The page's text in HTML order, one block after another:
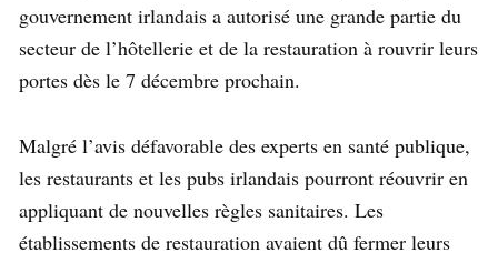
gouvernement irlandais a autorisé une grande partie du
secteur de l’hôtellerie et de la restauration à rouvrir leurs
portes dès le 7 décembre prochain.
Malgré l’avis défavorable des experts en santé publique,
les restaurants et les pubs irlandais pourront réouvrir en
appliquant de nouvelles règles sanitaires. Les
établissements de restauration avaient dû fermer leurs